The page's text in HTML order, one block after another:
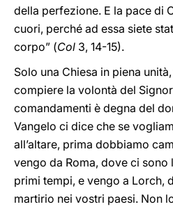
della perfezione. E la pace di
cuori, perché ad essa siete
corpo” (Col 3, 14-15).
Solo una Chiesa in piena
compiere la volontà del
comandamenti è degna del
Vangelo ci dice che se
all’altare, prima dobbiamo
vengo da Roma, dove ci
primi tempi, e vengo a Lorch,
martirio nei vostri paesi. Non